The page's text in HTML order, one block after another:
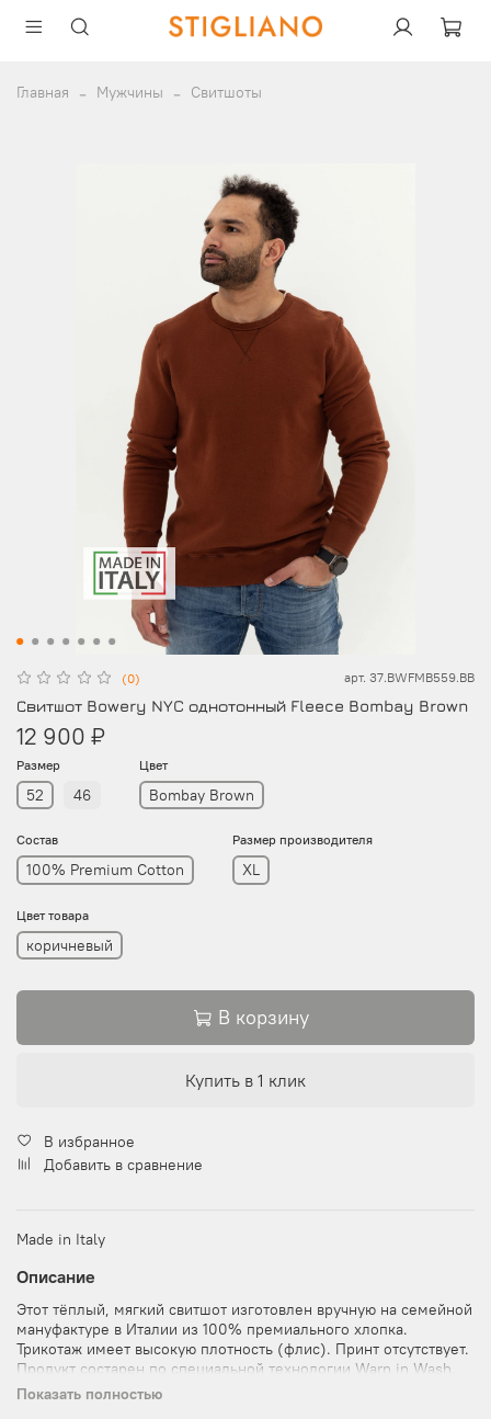
Главная Мужчины Свитшоты
(0) арт. 37.BWFMB559.BB
Свитшот Bowery NYC однотонный Fleece Bombay Brown
12 900 ₽
Размер
52 46
Цвет
Bombay Brown
Состав
100% Premium Cotton
Размер производителя
XL
Цвет товара
коричневый
В корзину
Купить в 1 клик
В избранное
Добавить в сравнение
Made in Italy
Описание
Этот тёплый, мягкий свитшот изготовлен вручную на семейной
мануфактуре в Италии из 100% премиального хлопка.
Трикотаж имеет высокую плотность (флис). Принт отсутствует.
Продукт состарен по специальной технологии Warn in Wash.
Изделие пошито по мужским лекалам, имеет мужской
Показать полностью